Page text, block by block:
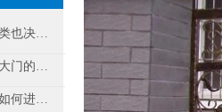
苏州铁艺栏杆的种类也决定了运用领域的不同
怎么正确处置铁艺大门的表面？
铁艺大门后期运用如何进行保养？